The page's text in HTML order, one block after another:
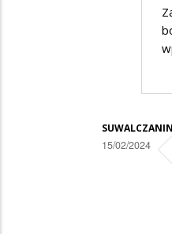
odpowiedzi
SUWALCZANIN
15/02/2024